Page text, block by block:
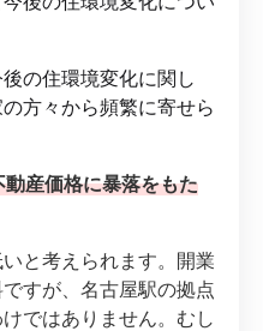
の住環境変化に関し
方々から頻繁に寄せら
産価格に暴落をもた
と考えられます。開業
すが、名古屋駅の拠点
ではありません。むし